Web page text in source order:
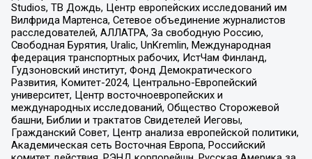
Studios, ТВ Дождь, Центр европейских исследований им
Вилфрида Мартенса, Сетевое объединение журналистов
расследователей, АЛЛАТРА, За свободную Россию,
Свободная Бурятия, Uralic, UnKremlin, Международная
федерация транспортных рабочих, ИстЧам Финланд,
Гудзоновский институт, Фонд Демократического
Развития, Комитет-2024, Центрально-Европейский
университет, Центр восточноевропейских и
международных исследований, Общество Сторожевой
башни, Библии и трактатов Свидетелей Иеговы,
Гражданский Совет, Центр анализа европейской политики,
Академическая сеть Восточная Европа, Российский